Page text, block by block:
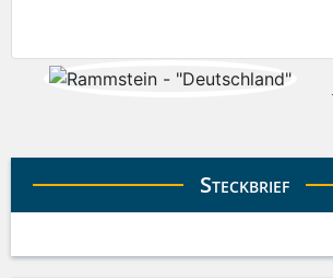
Steckbrief